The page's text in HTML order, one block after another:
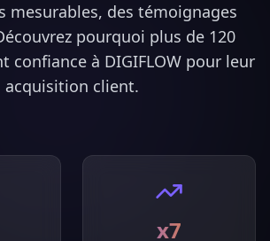
mesurables, des témoignages
pourquoi plus de 120
confiance à DIGIFLOW pour leur
acquisition client.
x7